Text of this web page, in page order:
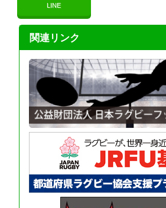
LINE
関連リンク